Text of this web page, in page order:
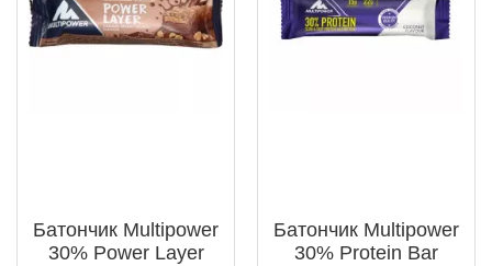
Батончик Multipower
30% Power Layer
Батончик Multipower
30% Protein Bar